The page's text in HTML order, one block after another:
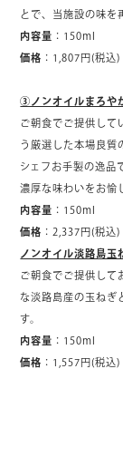
とで、当施設の味を
内容量 ：150ml
価格 ：1,807円(税込)
③ノンオイルまろや
ご朝食でご提供して
う厳選した本場良質
シェフお手製の逸品
濃厚な味わいをお愉
内容量 ：150ml
価格 ：2,337円(税込)
ノンオイル淡路島玉
ご朝食でご提供して
な淡路島産の玉ねぎ
す。
内容量 ：150ml
価格 ：1,557円(税込)